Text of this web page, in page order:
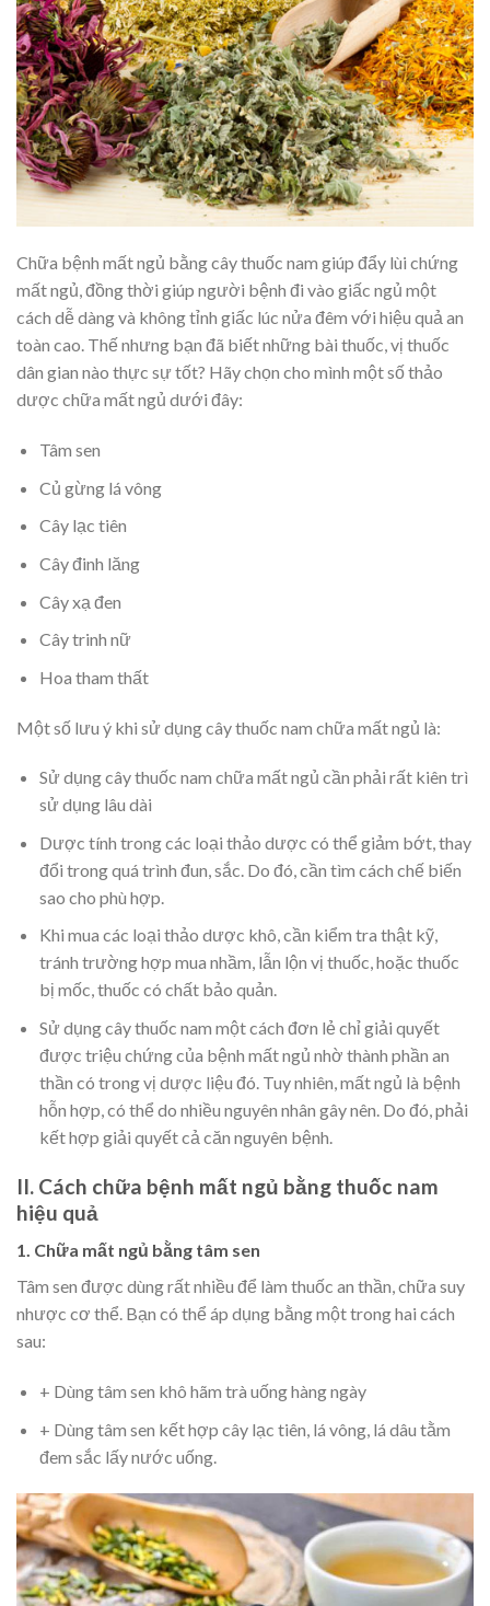
Chữa bệnh mất ngủ bằng cây thuốc nam giúp đẩy lùi chứng
mất ngủ, đồng thời giúp người bệnh đi vào giấc ngủ một
cách dễ dàng và không tỉnh giấc lúc nửa đêm với hiệu quả an
toàn cao. Thế nhưng bạn đã biết những bài thuốc, vị thuốc
dân gian nào thực sự tốt? Hãy chọn cho mình một số thảo
dược chữa mất ngủ dưới đây:
Tâm sen
Củ gừng lá vông
Cây lạc tiên
Cây đinh lăng
Cây xạ đen
Cây trinh nữ
Hoa tham thất
Một số lưu ý khi sử dụng cây thuốc nam chữa mất ngủ là:
Sử dụng cây thuốc nam chữa mất ngủ cần phải rất kiên trì
sử dụng lâu dài
Dược tính trong các loại thảo dược có thể giảm bớt, thay
đổi trong quá trình đun, sắc. Do đó, cần tìm cách chế biến
sao cho phù hợp.
Khi mua các loại thảo dược khô, cần kiểm tra thật kỹ,
tránh trường hợp mua nhầm, lẫn lộn vị thuốc, hoặc thuốc
bị mốc, thuốc có chất bảo quản.
Sử dụng cây thuốc nam một cách đơn lẻ chỉ giải quyết
được triệu chứng của bệnh mất ngủ nhờ thành phần an
thần có trong vị dược liệu đó. Tuy nhiên, mất ngủ là bệnh
hỗn hợp, có thể do nhiều nguyên nhân gây nên. Do đó, phải
kết hợp giải quyết cả căn nguyên bệnh.
II. Cách chữa bệnh mất ngủ bằng thuốc nam
hiệu quả
1. Chữa mất ngủ bằng tâm sen
Tâm sen được dùng rất nhiều để làm thuốc an thần, chữa suy
nhược cơ thể. Bạn có thể áp dụng bằng một trong hai cách
sau:
+ Dùng tâm sen khô hãm trà uống hàng ngày
+ Dùng tâm sen kết hợp cây lạc tiên, lá vông, lá dâu tằm
đem sắc lấy nước uống.